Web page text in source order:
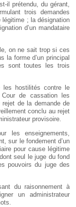
il prétendu, du gérant,
trois demandes
légitime ; la désignation
d’un mandataire
on ne sait trop si ces
la forme d’un principal
sont toutes les trois
les hostilités contre le
de cassation les
de la demande de
conclu au rejet
provisoire.
les enseignements,
sur le fondement d’un
pour cause légitime
seul le juge du fond
pouvoirs du juge des
du raisonnement à
un administrateur